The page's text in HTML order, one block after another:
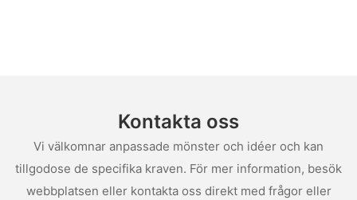
Kontakta oss
Vi välkomnar anpassade mönster och idéer och kan
tillgodose de specifika kraven. För mer information, besök
webbplatsen eller kontakta oss direkt med frågor eller